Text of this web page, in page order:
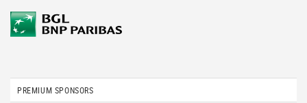
PREMIUM SPONSORS